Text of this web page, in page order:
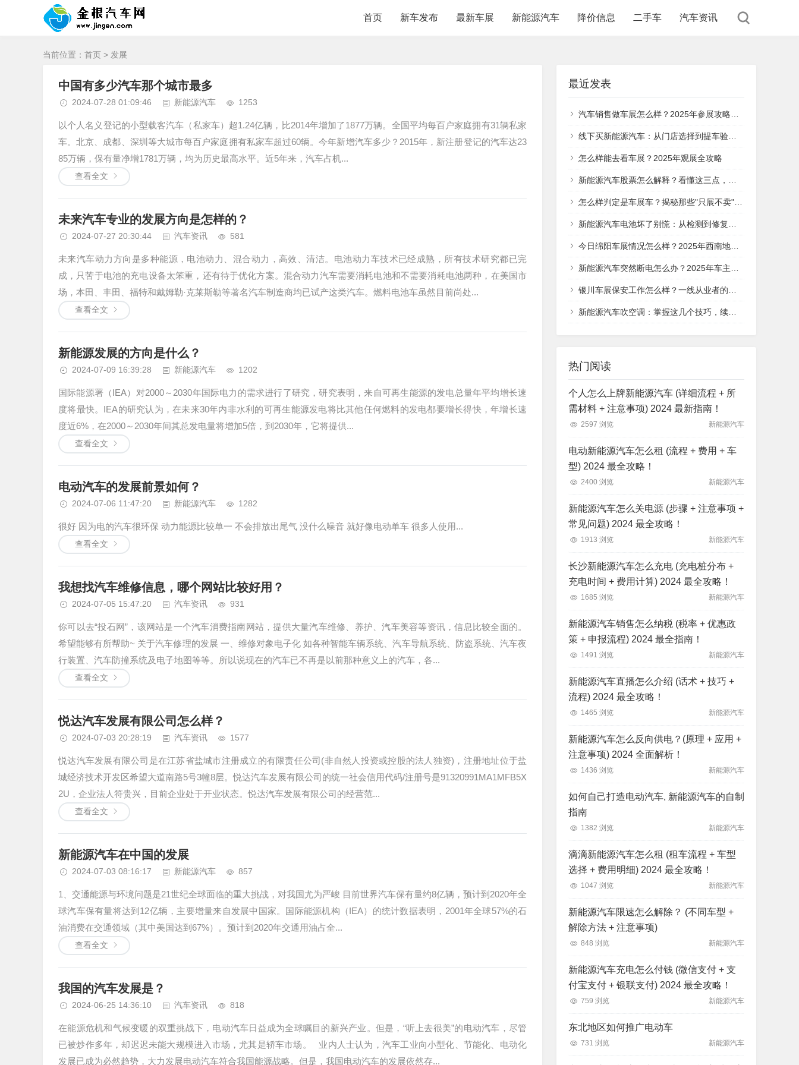
首页 新车发布 最新车展 新能源汽车 降价信息 二手车 汽车资讯
当前位置： 首页 > 发展
中国有多少汽车那个城市最多
2024-07-28 01:09:46 新能源汽车 1253
以个人名义登记的小型载客汽车（私家车）超1.24亿辆，比2014年增加了1877万辆。全国平均每百户家庭拥有31辆私家
车。北京、成都、深圳等大城市每百户家庭拥有私家车超过60辆。今年新增汽车多少？2015年，新注册登记的汽车达23
85万辆，保有量净增1781万辆，均为历史最高水平。近5年来，汽车占机...
查看全文
未来汽车专业的发展方向是怎样的？
2024-07-27 20:30:44 汽车资讯 581
未来汽车动力方向是多种能源，电池动力、混合动力，高效、清洁。电池动力车技术已经成熟，所有技术研究都已完
成，只苦于电池的充电设备太笨重，还有待于优化方案。混合动力汽车需要消耗电池和不需要消耗电池两种，在美国市
场，本田、丰田、福特和戴姆勒·克莱斯勒等著名汽车制造商均已试产这类汽车。燃料电池车虽然目前尚处...
查看全文
新能源发展的方向是什么？
2024-07-09 16:39:28 新能源汽车 1202
国际能源署（IEA）对2000～2030年国际电力的需求进行了研究，研究表明，来自可再生能源的发电总量年平均增长速
度将最快。IEA的研究认为，在未来30年内非水利的可再生能源发电将比其他任何燃料的发电都要增长得快，年增长速
度近6%，在2000～2030年间其总发电量将增加5倍，到2030年，它将提供...
查看全文
电动汽车的发展前景如何？
2024-07-06 11:47:20 新能源汽车 1282
很好 因为电的汽车很环保 动力能源比较单一 不会排放出尾气 没什么噪音 就好像电动单车 很多人使用...
查看全文
我想找汽车维修信息，哪个网站比较好用？
2024-07-05 15:47:20 汽车资讯 931
你可以去“投石网”，该网站是一个汽车消费指南网站，提供大量汽车维修、养护、汽车美容等资讯，信息比较全面的。
希望能够有所帮助~ 关于汽车修理的发展 一、维修对象电子化 如各种智能车辆系统、汽车导航系统、防盗系统、汽车夜
行装置、汽车防撞系统及电子地图等等。所以说现在的汽车已不再是以前那种意义上的汽车，各...
查看全文
悦达汽车发展有限公司怎么样？
2024-07-03 20:28:19 汽车资讯 1577
悦达汽车发展有限公司是在江苏省盐城市注册成立的有限责任公司(非自然人投资或控股的法人独资)，注册地址位于盐
城经济技术开发区希望大道南路5号3幢8层。悦达汽车发展有限公司的统一社会信用代码/注册号是91320991MA1MFB5X
2U，企业法人符贵兴，目前企业处于开业状态。悦达汽车发展有限公司的经营范...
查看全文
新能源汽车在中国的发展
2024-07-03 08:16:17 新能源汽车 857
1、交通能源与环境问题是21世纪全球面临的重大挑战，对我国尤为严峻 目前世界汽车保有量约8亿辆，预计到2020年全
球汽车保有量将达到12亿辆，主要增量来自发展中国家。国际能源机构（IEA）的统计数据表明，2001年全球57%的石
油消费在交通领域（其中美国达到67%）。预计到2020年交通用油占全...
查看全文
我国的汽车发展是？
2024-06-25 14:36:10 汽车资讯 818
在能源危机和气候变暖的双重挑战下，电动汽车日益成为全球瞩目的新兴产业。但是，“听上去很美”的电动汽车，尽管
已被炒作多年，却迟迟未能大规模进入市场，尤其是轿车市场。 业内人士认为，汽车工业向小型化、节能化、电动化
发展已成为必然趋势，大力发展电动汽车符合我国能源战略。但是，我国电动汽车的发展依然存...
最近发表
汽车销售做车展怎么样？2025年参展攻略与实战经验分享
线下买新能源汽车：从门店选择到提车验收，这5个关键步骤帮你避坑
怎么样能去看车展？2025年观展全攻略
新能源汽车股票怎么解释？看懂这三点，你就明白它的投资价值在哪
怎么样判定是车展车？揭秘那些"只展不卖"的特殊车辆
新能源汽车电池坏了别慌：从检测到修复的全流程指南
今日绵阳车展情况怎么样？2025年西南地区汽车盛宴全面解析
新能源汽车突然断电怎么办？2025年车主必看的应急处理指南，从安全判断到救援全流程
银川车展保安工作怎么样？一线从业者的真实体验分享
新能源汽车吹空调：掌握这几个技巧，续航与舒适不再二选一
热门阅读
个人怎么上牌新能源汽车 (详细流程 + 所
需材料 + 注意事项) 2024 最新指南！
2597 浏览 新能源汽车
电动新能源汽车怎么租 (流程 + 费用 + 车
型) 2024 最全攻略！
2400 浏览 新能源汽车
新能源汽车怎么关电源 (步骤 + 注意事项 +
常见问题) 2024 最全攻略！
1913 浏览 新能源汽车
长沙新能源汽车怎么充电 (充电桩分布 +
充电时间 + 费用计算) 2024 最全攻略！
1685 浏览 新能源汽车
新能源汽车销售怎么纳税 (税率 + 优惠政
策 + 申报流程) 2024 最全指南！
1491 浏览 新能源汽车
新能源汽车直播怎么介绍 (话术 + 技巧 +
流程) 2024 最全攻略！
1465 浏览 新能源汽车
新能源汽车怎么反向供电？(原理 + 应用 +
注意事项) 2024 全面解析！
1436 浏览 新能源汽车
如何自己打造电动汽车, 新能源汽车的自制
指南
1382 浏览 新能源汽车
滴滴新能源汽车怎么租 (租车流程 + 车型
选择 + 费用明细) 2024 最全攻略！
1047 浏览 新能源汽车
新能源汽车限速怎么解除？ (不同车型 +
解除方法 + 注意事项)
848 浏览 新能源汽车
新能源汽车充电怎么付钱 (微信支付 + 支
付宝支付 + 银联支付) 2024 最全攻略！
759 浏览 新能源汽车
东北地区如何推广电动车
731 浏览 新能源汽车